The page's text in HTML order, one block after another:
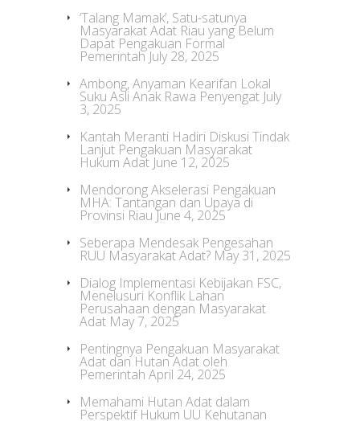
‘Talang Mamak’, Satu-satunya
Masyarakat Adat Riau yang Belum
Dapat Pengakuan Formal
Pemerintah July 28, 2025
Ambong, Anyaman Kearifan Lokal
Suku Asli Anak Rawa Penyengat July
3, 2025
Kantah Meranti Hadiri Diskusi Tindak
Lanjut Pengakuan Masyarakat
Hukum Adat June 12, 2025
Mendorong Akselerasi Pengakuan
MHA: Tantangan dan Upaya di
Provinsi Riau June 4, 2025
Seberapa Mendesak Pengesahan
RUU Masyarakat Adat? May 31, 2025
Dialog Implementasi Kebijakan FSC,
Menelusuri Konflik Lahan
Perusahaan dengan Masyarakat
Adat May 7, 2025
Pentingnya Pengakuan Masyarakat
Adat dan Hutan Adat oleh
Pemerintah April 24, 2025
Memahami Hutan Adat dalam
Perspektif Hukum UU Kehutanan